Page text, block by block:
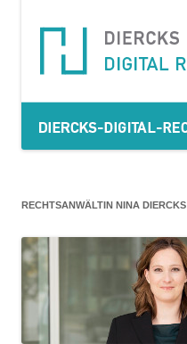
RECHTSANWÄLTIN NINA DIERCKS